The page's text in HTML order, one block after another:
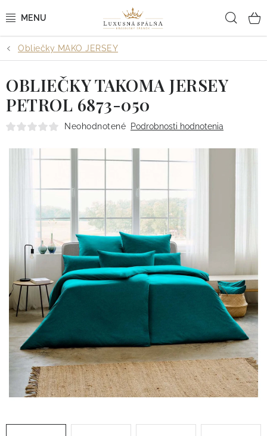
na
POSTEĽNÉ OBLIEČKY
POSTEĽNÉ PLACHTY
PREHOZY A PAPLÓNY
KÚPEĽŇA + WELLNESS
DIZAJNÉRI
O nás Blog Doprava
Kontakt
Obchodné podmienky
Podmienky ochrany osobných údajov
Reklamačný poriadok
Obliečky MAKO JERSEY
OBLIEČKY TAKOMA JERSEY
PETROL 6873-050
Neohodnotené Podrobnosti hodnotenia